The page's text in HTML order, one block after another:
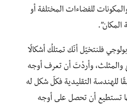
للفضاءات المختلفة أو
فلنتخيّل أنّك تمتلكُ أشكالًا
والمثلث، وأردْتَ أن تعرف أوجه
للهندسة التقليدية فكلّ شكل له
تستطيع أن تحصل على أوجه